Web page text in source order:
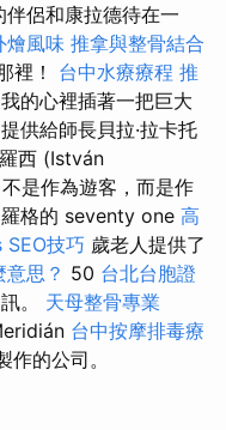
伴侶和康拉德待在一
燴風味 推拿與整骨結合
裡！ 台中水療療程 推
的心裡插著一把巨大
供給師長貝拉·拉卡托
西 (István
是作為遊客，而是作
格的 seventy one 高
技巧 歲老人提供了
意思？ 50 台北台胞證
。 天母整骨專業
台中按摩排毒療
的公司。